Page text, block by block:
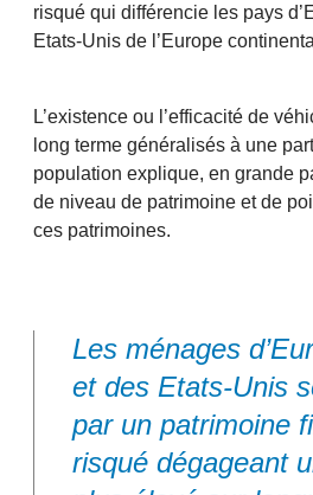
risqué qui différencie les pays
Etats-Unis de l’Europe
L’existence ou l’efficacité de
long terme généralisés à une
population explique, en grande
de niveau de patrimoine et de
ces patrimoines.
Les ménages
et des Etats-Unis
par un patrimoine
risqué dégageant